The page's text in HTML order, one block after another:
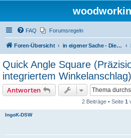
FAQ Forumsregeln
Foren-Übersicht in eigener Sache - Dieter Schmid Werkzeuge GmbH
Quick Angle Square
integriertem
Antworten
2 Beiträge • Seite 1
IngoK-DSW